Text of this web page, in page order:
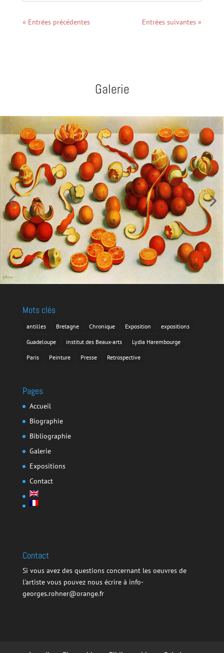
« Entrées précédentes Entrées suivantes »
Galerie
Mots clés
antilles Bretagne Chronique Exposition expositions
Guadeloupe institut des Beaux-arts Lydia Harembourge
Paris Peinture Presse Retrospective
Pages
Accueil
Biographie
Bibliographie
Galerie
Expositions
Contact
Contact
Si vous avez des questions concernant les oeuvres de
l'artiste vous pouvez nous écrire à info-
georges.rohner@orange.fr